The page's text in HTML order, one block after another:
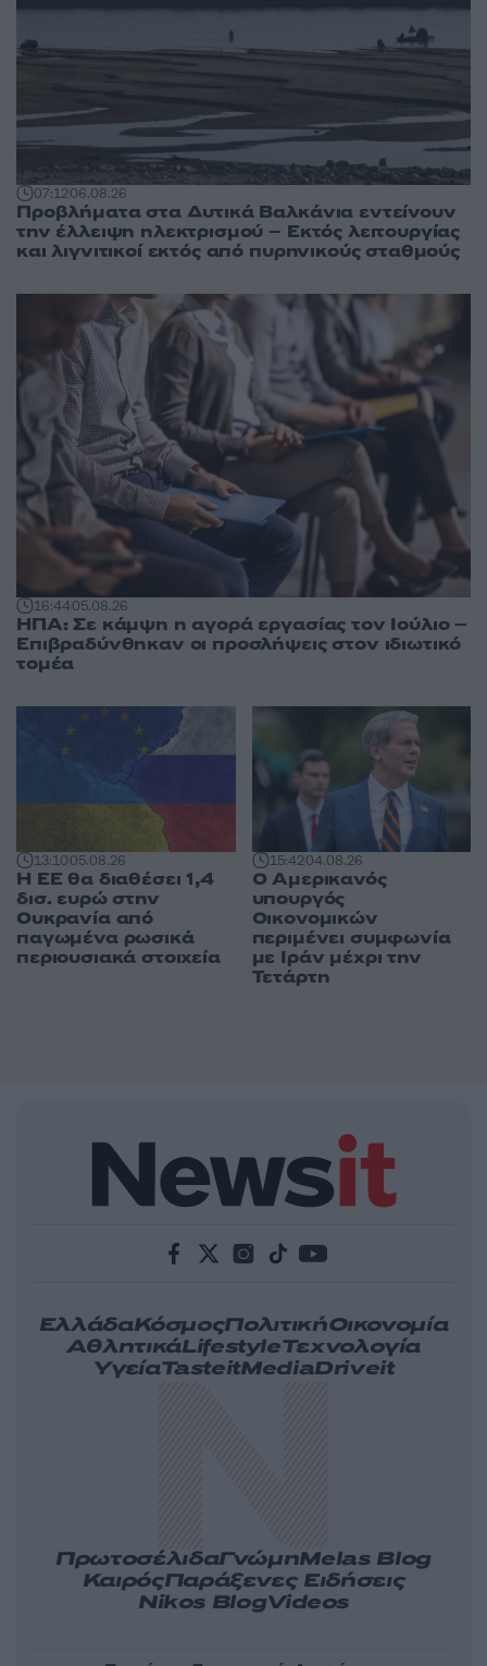
07:1206.08.26
Προβλήματα στα Δυτικά Βαλκάνια εντείνουν
την έλλειψη ηλεκτρισμού – Εκτός λειτουργίας
και λιγνιτικοί εκτός από πυρηνικούς σταθμούς
16:4405.08.26
ΗΠΑ: Σε κάμψη η αγορά εργασίας τον Ιούλιο –
Επιβραδύνθηκαν οι προσλήψεις στον ιδιωτικό
τομέα
13:1005.08.26
Η ΕΕ θα διαθέσει 1,4
δισ. ευρώ στην
Ουκρανία από
παγωμένα ρωσικά
περιουσιακά στοιχεία
15:4204.08.26
Ο Αμερικανός
υπουργός
Οικονομικών
περιμένει συμφωνία
με Ιράν μέχρι την
Τετάρτη
ΕλλάδαΚόσμοςΠολιτικήΟικονομία
ΑθλητικάLifestyleΤεχνολογία
ΥγείαTasteitMediaDriveit
ΠρωτοσέλιδαΓνώμηMelas Blog
ΚαιρόςΠαράξενες Ειδήσεις
Nikos BlogVideos